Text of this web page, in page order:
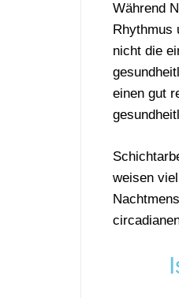
Während
Rhythmus
nicht die
einen gut
weisen